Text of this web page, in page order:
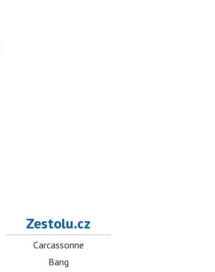
Zestolu.cz
Carcassonne
Bang